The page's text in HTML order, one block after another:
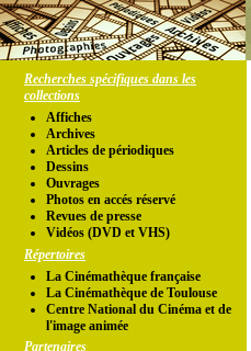
Recherches spécifiques dans les
collections
Affiches
Archives
Articles de périodiques
Dessins
Ouvrages
Photos en accés réservé
Revues de presse
Vidéos (DVD et VHS)
Répertoires
La Cinémathèque française
La Cinémathèque de Toulouse
Centre National du Cinéma et de
l'image animée
Partenaires